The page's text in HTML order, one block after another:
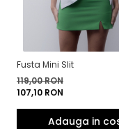
Fusta Mini Slit
119,00 RON
107,10 RON